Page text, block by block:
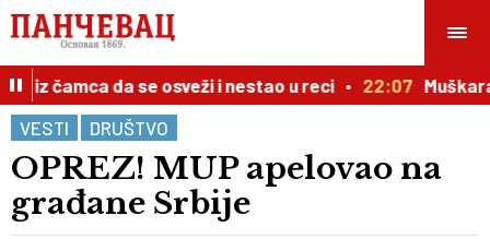
iz čamca da se osveži i nestao u reci 22:07 Muškarac
VESTI
DRUŠTVO
OPREZ! MUP apelovao na
građane Srbije